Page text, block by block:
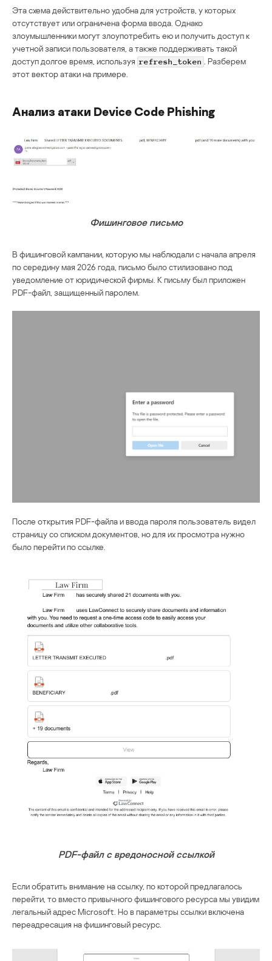
Эта схема действительно удобна для устройств, у которых
отсутствует или ограничена форма ввода. Однако
злоумышленники могут злоупотребить ею и получить доступ к
учетной записи пользователя, а также поддерживать такой
доступ долгое время, используя refresh_token
. Разберем
этот вектор атаки на примере.
Анализ атаки Device Code Phishing
Фишинговое письмо
В фишинговой кампании, которую мы наблюдали с начала апреля
по середину мая 2026 года, письмо было стилизовано под
уведомление от юридической фирмы. К письму был приложен
PDF-файл, защищенный паролем.
После открытия PDF-файла и ввода пароля пользователь видел
страницу со списком документов, но для их просмотра нужно
было перейти по ссылке.
PDF-файл с вредоносной ссылкой
Если обратить внимание на ссылку, по которой предлагалось
перейти, то вместо привычного фишингового ресурса мы увидим
легальный адрес Microsoft. Но в параметры ссылки включена
переадресация на фишинговый ресурс.